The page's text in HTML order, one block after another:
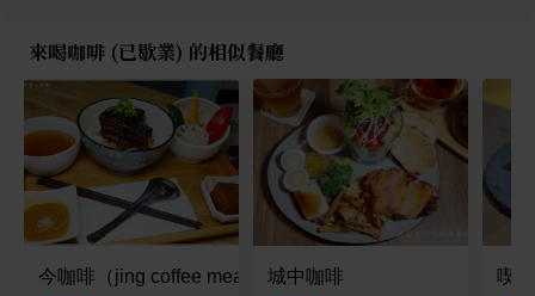
來喝咖啡 (已歇業) 的相似餐廳
今咖啡（jing coffee meal & Brunch)
城中咖啡 喫